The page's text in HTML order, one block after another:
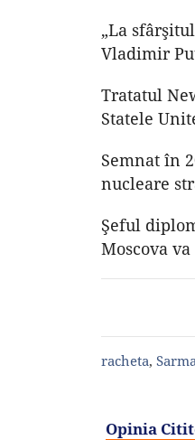
„La
Vladimir
Tratatul
Statele
Semnat în
nucleare
Şeful
Moscova
racheta,
Opinia